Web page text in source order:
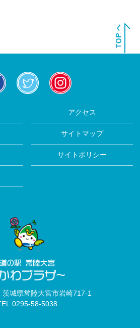
アクセス
サイトマップ
サイトポリシー
茨城県常陸大宮市岩崎717-1
0295-58-5038